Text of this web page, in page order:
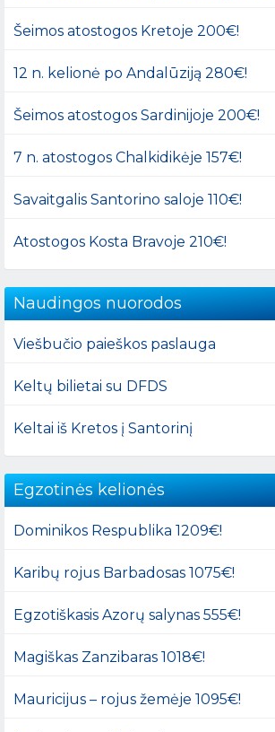
Šeimos atostogos Kretoje 200€!
12 n. kelionė po Andalūziją 280€!
Šeimos atostogos Sardinijoje 200€!
7 n. atostogos Chalkidikėje 157€!
Savaitgalis Santorino saloje 110€!
Atostogos Kosta Bravoje 210€!
Naudingos nuorodos
Viešbučio paieškos paslauga
Keltų bilietai su DFDS
Keltai iš Kretos į Santorinį
Egzotinės kelionės
Dominikos Respublika 1209€!
Karibų rojus Barbadosas 1075€!
Egzotiškasis Azorų salynas 555€!
Magiškas Zanzibaras 1018€!
Mauricijus – rojus žemėje 1095€!